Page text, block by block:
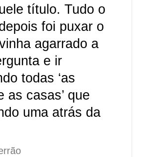
título. Tudo o
foi puxar o
agarrado a
e ir
todas ‘as
as casas’ que
uma atrás da